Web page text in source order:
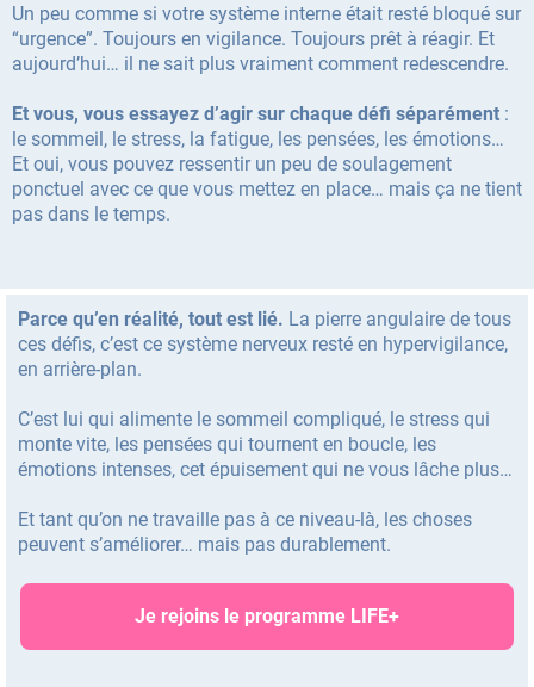
Un peu comme si votre système interne était resté bloqué sur
“urgence”. Toujours en vigilance. Toujours prêt à réagir. Et
aujourd’hui… il ne sait plus vraiment comment redescendre.
Et vous, vous essayez d’agir sur chaque défi séparément :
le sommeil, le stress, la fatigue, les pensées, les émotions…
Et oui, vous pouvez ressentir un peu de soulagement
ponctuel avec ce que vous mettez en place… mais ça ne tient
pas dans le temps.
Parce qu’en réalité, tout est lié. La pierre angulaire de tous
ces défis, c’est ce système nerveux resté en hypervigilance,
en arrière-plan.
C’est lui qui alimente le sommeil compliqué, le stress qui
monte vite, les pensées qui tournent en boucle, les
émotions intenses, cet épuisement qui ne vous lâche plus…
Et tant qu’on ne travaille pas à ce niveau-là, les choses
peuvent s’améliorer… mais pas durablement.
Je rejoins le programme LIFE+